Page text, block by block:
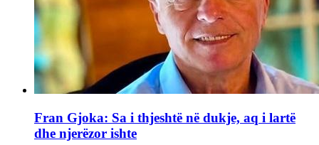
Fran Gjoka: Sa i thjeshtë në dukje, aq i lartë
dhe njerëzor ishte